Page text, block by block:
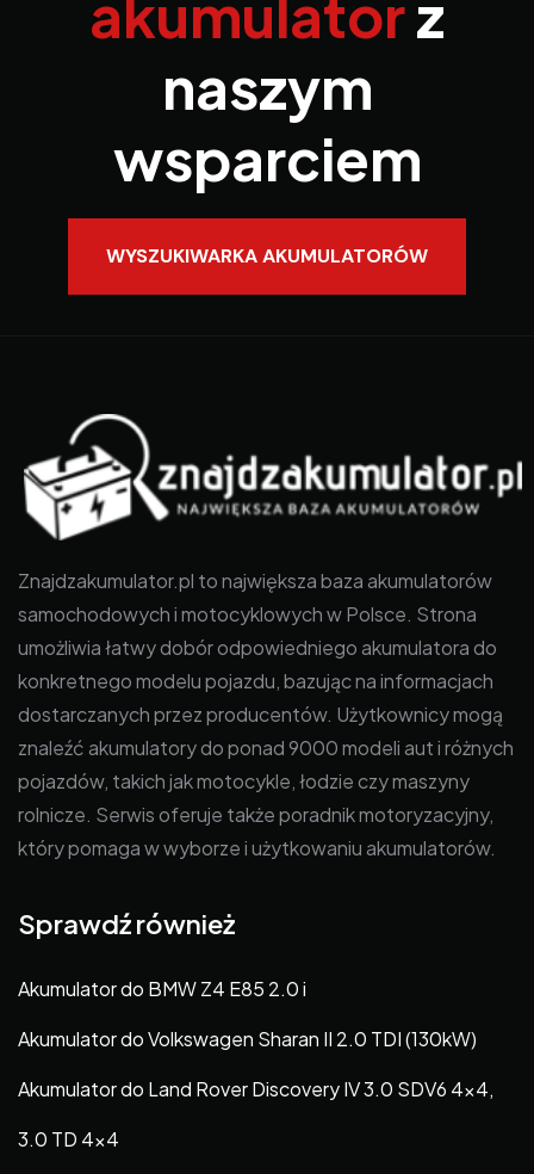
akumulatorz
naszym
wsparciem
WYSZUKIWARKA AKUMULATORÓW
Znajdzakumulator.pl to największa baza akumulatorów
samochodowych i motocyklowych w Polsce. Strona
umożliwia łatwy dobór odpowiedniego akumulatora do
konkretnego modelu pojazdu, bazując na informacjach
dostarczanych przez producentów. Użytkownicy mogą
znaleźć akumulatory do ponad 9000 modeli aut i różnych
pojazdów, takich jak motocykle, łodzie czy maszyny
rolnicze. Serwis oferuje także poradnik motoryzacyjny,
który pomaga w wyborze i użytkowaniu akumulatorów.
Sprawdź również
Akumulator do BMW Z4 E85 2.0 i
Akumulator do Volkswagen Sharan II 2.0 TDI (130kW)
Akumulator do Land Rover Discovery IV 3.0 SDV6 4×4,
3.0 TD 4×4